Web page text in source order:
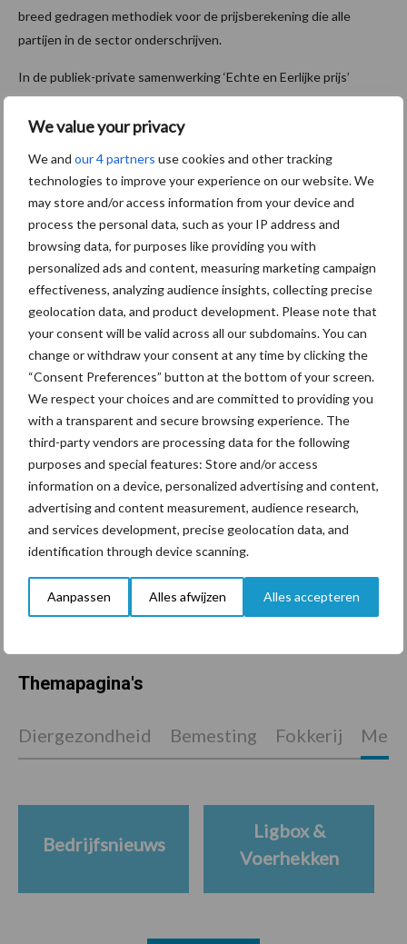
We value your privacy
We and our 4 partners use cookies and other tracking
technologies to improve your experience on our website. We
may store and/or access information from your device and
process the personal data, such as your IP address and
browsing data, for purposes like providing you with
personalized ads and content, measuring marketing campaign
effectiveness, analyzing audience insights, collecting precise
geolocation data, and product development. Please note that
your consent will be valid across all our subdomains. You can
change or withdraw your consent at any time by clicking the
“Consent Preferences” button at the bottom of your screen.
We respect your choices and are committed to providing you
with a transparent and secure browsing experience. The
third-party vendors are processing data for the following
purposes and special features: Store and/or access
information on a device, personalized advertising and content,
advertising and content measurement, audience research,
and services development, precise geolocation data, and
identification through device scanning.
Aanpassen Alles afwijzen Alles accepteren
breed gedragen methodiek voor de prijsberekening die alle
partijen in de sector onderschrijven.
In de publiek-private samenwerking ‘Echte en Eerlijke prijs’
werken partijen samen aan bijvoorbeeld het in beeld brengen van
de maatschappelijke kosten van dierenwelzijn. Een onderzoek dat
Bron: Groen Kennisnet
Aanbevolen voor jou!
ForFarmers ziet volume en
marktaandeel groeien in
krimpende Nederlandse
markt
Tien praktische tips voor
een langere levensduur
“Vraag naar praktische
hygieneoplossingen is in
Polen groter dan ooit”
Themapagina's
Diergezondheid Bemesting Fokkerij
Bedrijfsnieuws
Ligbox &
Voerhekken